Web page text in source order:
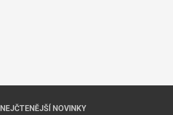
NEJČTENĚJŠÍ NOVINKY